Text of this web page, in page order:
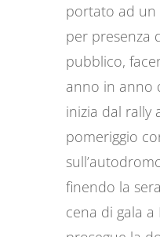
portato ad un
per presenza
pubblico,
anno in anno
inizia dal rally
pomeriggio
finendo la
cena di gala a